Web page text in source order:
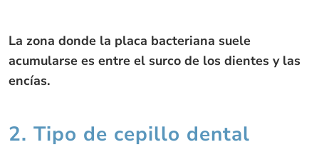
La zona donde la placa bacteriana suele
acumularse es entre el surco de los dientes y las
encías.
2. Tipo de cepillo dental